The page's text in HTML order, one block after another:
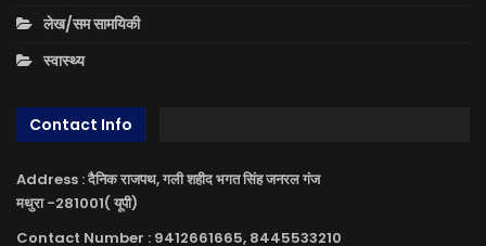
लेख/सम सामयिकी
स्वास्थ्य
Contact Info
Address : दैनिक राजपथ, गली शहीद भगत सिंह जनरल गंज
मथुरा -281001( यूपी)
Contact Number : 9412661665, 8445533210